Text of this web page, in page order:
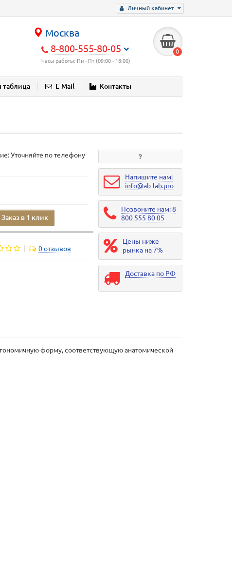
Личный кабинет
Москва
8-800-555-80-05
Часы работы: Пн - Пт (09:00 - 18:00)
0
таблица E-Mail Контакты
Уточняйте по телефону
Заказ в 1 клик
0 отзывов
Напишите нам:
info@ab-lab.pro
Позвоните нам: 8
800 555 80 05
Цены ниже
рынка на 7%
Доставка по РФ
форму, соответствующую анатомической